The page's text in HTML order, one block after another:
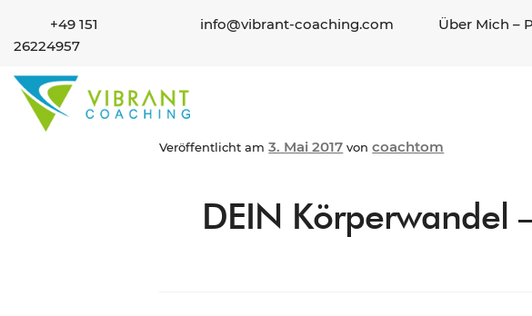
info@vibrant-coaching.com
+49 151
26224957
Über Mich –
Veröffentlicht am3. Mai 2017 voncoachtom
DEIN Körperwandel